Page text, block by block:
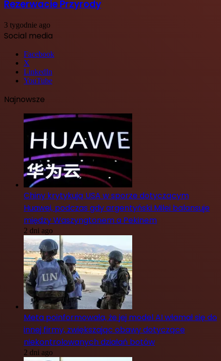
Rezerwacie Przyrody
3 tygodnie ago
Social media
Facebook
X
LinkedIn
YouTube
Najnowsze
Chiny krytykują USA w sporze dotyczącym
Huawei, podczas gdy argentyński Milei balansuje
między Waszyngtonem a Pekinem
2 dni ago
Meta poinformowała, że jej model AI włamał się do
innej firmy, zwiększając obawy dotyczące
niekontrolowanych działań botów
2 dni ago